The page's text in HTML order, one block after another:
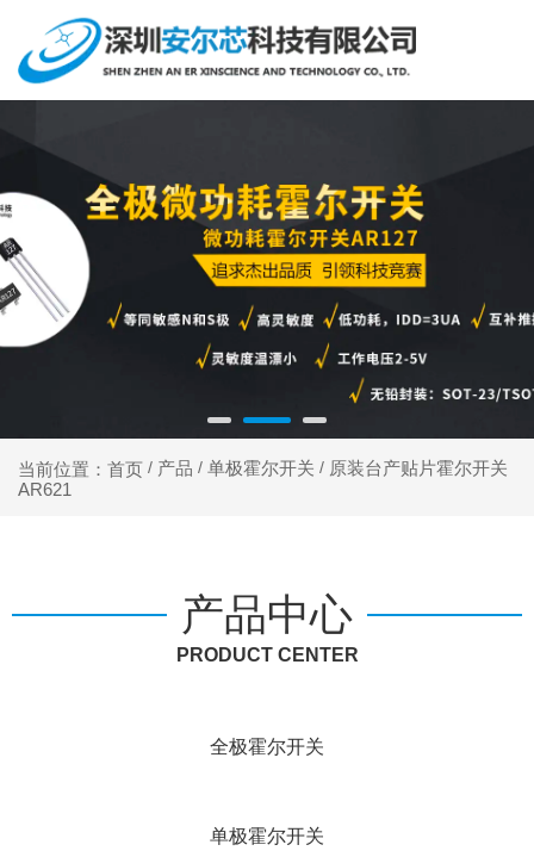
当前位置：首页 / 产品 / 单极霍尔开关 / 原装台产贴片霍尔开关
AR621
产品中心
PRODUCT CENTER
全极霍尔开关
单极霍尔开关